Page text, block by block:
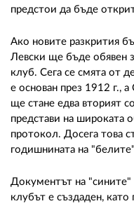
предстои да бъде
Ако новите разкрития
Левски ще бъде обявен
клуб. Сега се смята от
е основан през 1912 г.,
ще стане едва вторият
представи на широката
протокол. Досега това
годишнината на
Документът на "сините"
клубът е създаден, като